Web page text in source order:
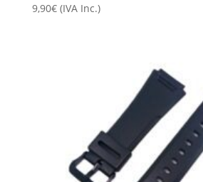
9,90€ (IVA Inc.)